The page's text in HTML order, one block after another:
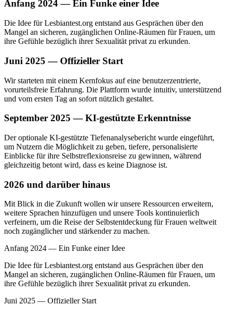
Anfang 2024 — Ein Funke einer Idee
Die Idee für Lesbiantest.org entstand aus Gesprächen über den
Mangel an sicheren, zugänglichen Online-Räumen für Frauen, um
ihre Gefühle bezüglich ihrer Sexualität privat zu erkunden.
Juni 2025 — Offizieller Start
Wir starteten mit einem Kernfokus auf eine benutzerzentrierte,
vorurteilsfreie Erfahrung. Die Plattform wurde intuitiv, unterstützend
und vom ersten Tag an sofort nützlich gestaltet.
September 2025 — KI-gestützte Erkenntnisse
Der optionale KI-gestützte Tiefenanalysebericht wurde eingeführt,
um Nutzern die Möglichkeit zu geben, tiefere, personalisierte
Einblicke für ihre Selbstreflexionsreise zu gewinnen, während
gleichzeitig betont wird, dass es keine Diagnose ist.
2026 und darüber hinaus
Mit Blick in die Zukunft wollen wir unsere Ressourcen erweitern,
weitere Sprachen hinzufügen und unsere Tools kontinuierlich
verfeinern, um die Reise der Selbstentdeckung für Frauen weltweit
noch zugänglicher und stärkender zu machen.
Anfang 2024 — Ein Funke einer Idee
Die Idee für Lesbiantest.org entstand aus Gesprächen über den
Mangel an sicheren, zugänglichen Online-Räumen für Frauen, um
ihre Gefühle bezüglich ihrer Sexualität privat zu erkunden.
Juni 2025 — Offizieller Start